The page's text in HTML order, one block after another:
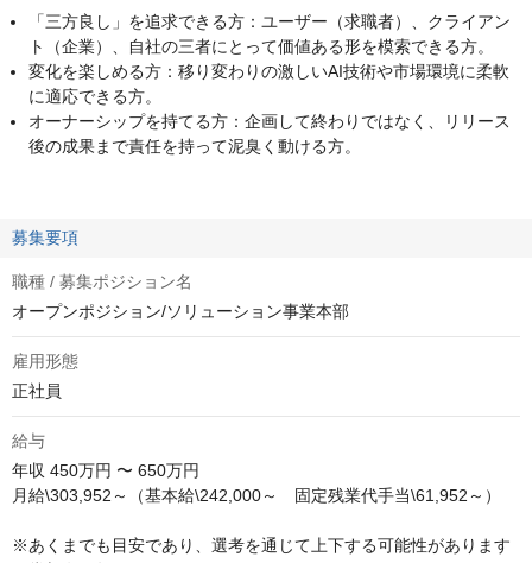
「三方良し」を追求できる方：ユーザー（求職者）、クライアン
ト（企業）、自社の三者にとって価値ある形を模索できる方。
変化を楽しめる方：移り変わりの激しいAI技術や市場環境に柔軟
に適応できる方。
オーナーシップを持てる方：企画して終わりではなく、リリース
後の成果まで責任を持って泥臭く動ける方。
募集要項
職種 / 募集ポジション名
オープンポジション/ソリューション事業本部
雇用形態
正社員
給与
年収 450万円 〜 650万円
月給\303,952～（基本給\242,000～　固定残業代手当\61,952～）
※あくまでも目安であり、選考を通じて上下する可能性があります